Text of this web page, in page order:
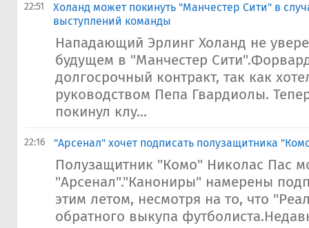
22:51
Холанд может покинуть "Манчестер Сити" в
выступлений команды
Нападающий Эрлинг Холанд не
будущем в "Манчестер
долгосрочный контракт, так как
руководством Пепа Гвардиолы.
покинул клу...
22:16 "Арсенал" хочет подписать полузащитника
Полузащитник "Комо" Николас Пас
"Арсенал"."Канониры" намерены
этим летом, несмотря на то, что
обратного выкупа